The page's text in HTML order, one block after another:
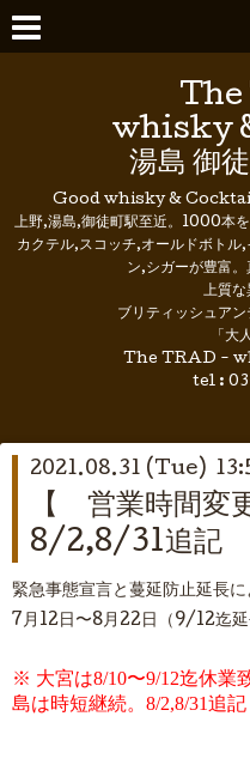
whisky
湯島 御
Good whisky &
上野,湯島,御徒町駅至近。1000本
カクテル,スコッチ,オールドボト
ン,シガーが豊富
上質な
ブリティッシュアン
「大
The TRAD -
tel :
2021.08.31 (Tue)
【 営業時間変
8/2,8/31追記
緊急事態宣言と蔓延防止延長に
7月 12日〜8月 22日（9/12迄延
※ 大宮は8/10〜9/12迄休業
島は時短継続。8/2,8/31追記